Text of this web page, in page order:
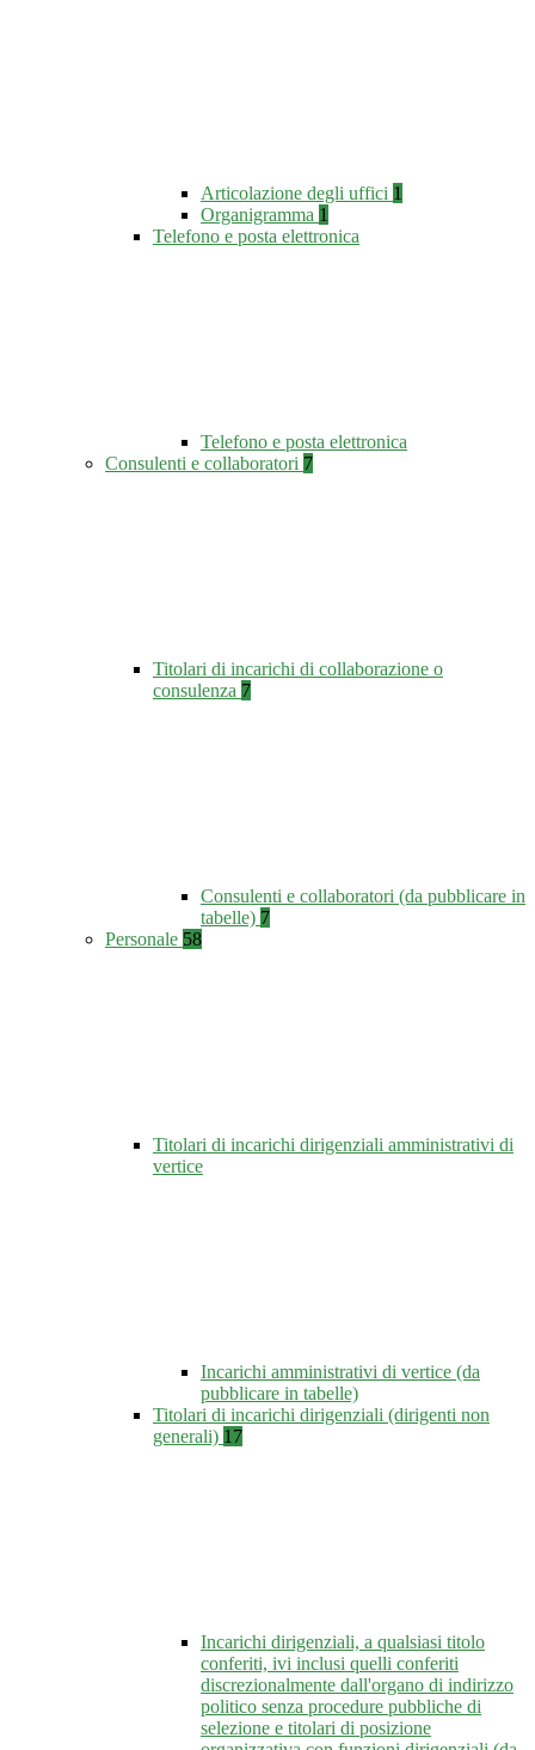
Articolazione degli uffici 1
Organigramma 1
Telefono e posta elettronica
Telefono e posta elettronica
Consulenti e collaboratori 7
Titolari di incarichi di collaborazione o
consulenza 7
Consulenti e collaboratori (da pubblicare in
tabelle) 7
Personale 58
Titolari di incarichi dirigenziali amministrativi di
vertice
Incarichi amministrativi di vertice (da
pubblicare in tabelle)
Titolari di incarichi dirigenziali (dirigenti non
generali) 17
Incarichi dirigenziali, a qualsiasi titolo
conferiti, ivi inclusi quelli conferiti
discrezionalmente dall'organo di indirizzo
politico senza procedure pubbliche di
selezione e titolari di posizione